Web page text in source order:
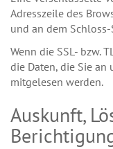
Adresszeile des
und an dem
Wenn die SSL- bzw.
die Daten, die Sie
mitgelesen werden.
Auskunft,